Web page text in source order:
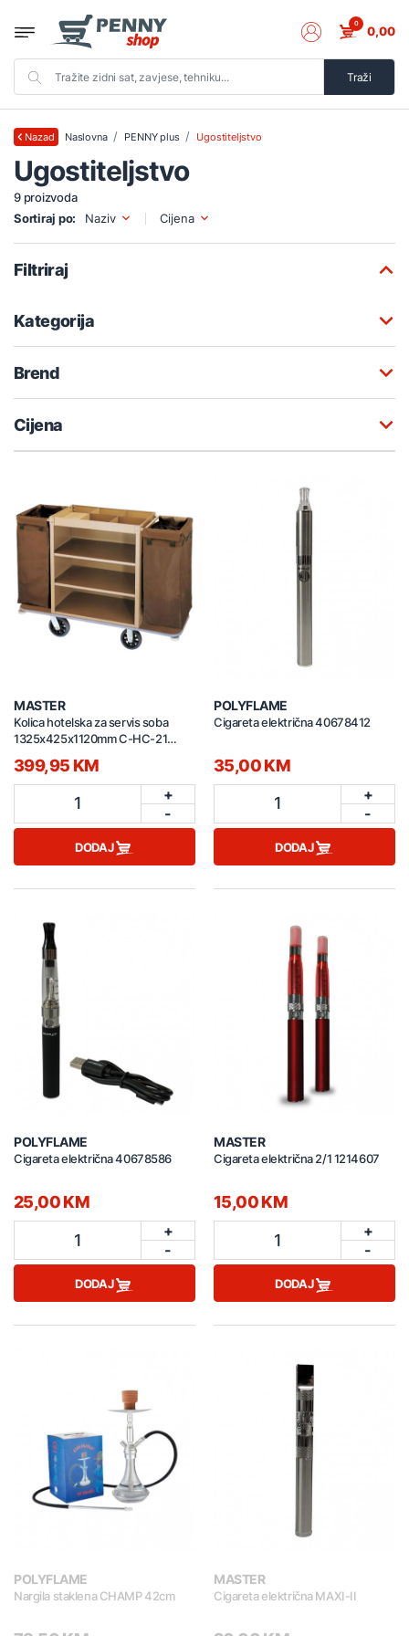
Traži
0 0,00
Nazad Naslovna PENNY plus Ugostiteljstvo
Ugostiteljstvo
9 proizvoda
Sortiraj po:
Naziv Cijena
Filtriraj
Kategorija
Brend
Cijena
MASTER
Kolica hotelska za servis soba
1325x425x1120mm C-HC-21
399,95 KM
1
+
-
DODAJ
POLYFLAME
Cigareta električna 40678412
35,00 KM
1
+
-
DODAJ
POLYFLAME
Cigareta električna 40678586
25,00 KM
1
+
-
DODAJ
MASTER
Cigareta električna 2/1 1214607
15,00 KM
1
+
-
DODAJ
POLYFLAME
Nargila staklena CHAMP 42cm
MASTER
Cigareta električna MAXI-II